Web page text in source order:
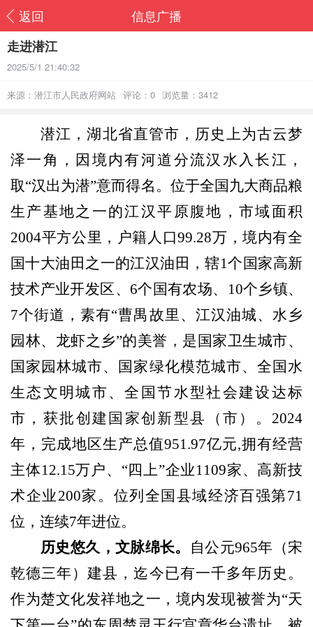
返回
信息广播
走进潜江
2025/5/1 21:40:32
来源：潜江市人民政府网站 评论：0 浏览量：3412
潜江，湖北省直管市，历史上为古云梦
泽一角，因境内有河道分流汉水入长江，
取“汉出为潜”意而得名。位于全国九大商品粮
生产基地之一的江汉平原腹地，市域面积
2004平方公里，户籍人口99.28万，境内有全
国十大油田之一的江汉油田，辖1个国家高新
技术产业开发区、6个国有农场、10个乡镇、
7个街道，素有“曹禺故里、江汉油城、水乡
园林、龙虾之乡”的美誉 ， 是国家卫生城市、
国家园林城市、国家绿化模范城市、全国水
生态文明城市、全国节水型社会建设达标
市， 获批创建国家创新型县（市） 。2024
年，完成地区生产总值951.97亿元,拥有经营
主体12.15万户、“四上”企业1109家、高新技
术企业200家 。位列全国 县域经济百强第71
位 ，连续7年进位。
历史悠久，文脉绵长。 自公元965年（宋
乾德三年）建县，迄今已有一千多年历史。
作为楚文化发祥地之一，境内发现被誉为“天